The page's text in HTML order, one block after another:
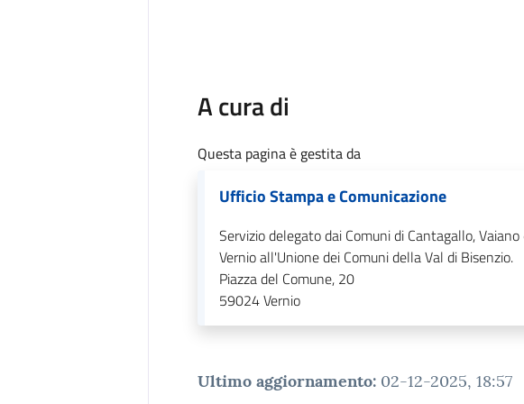
A cura di
Questa pagina è gestita da
Ufficio Stampa e Comunicazione
Servizio delegato dai Comuni di Cantagallo, Vaiano
Vernio all'Unione dei Comuni della Val di Bisenzio.
Piazza del Comune, 20
59024Vernio
Ultimo aggiornamento: 02-12-2025, 18:57